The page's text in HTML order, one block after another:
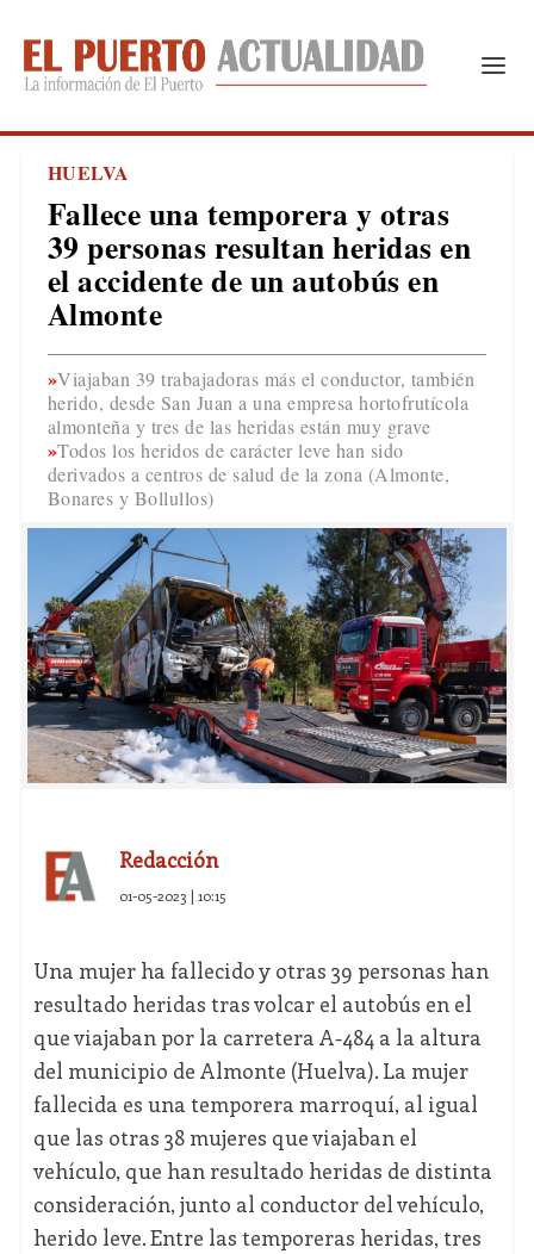
HUELVA
Fallece una temporera y otras
39 personas resultan heridas en
el accidente de un autobús en
Almonte
Viajaban 39 trabajadoras más el conductor, también
herido, desde San Juan a una empresa hortofrutícola
almonteña y tres de las heridas están muy grave
Todos los heridos de carácter leve han sido
derivados a centros de salud de la zona (Almonte,
Bonares y Bollullos)
Redacción
01-05-2023 | 10:15
Una mujer ha fallecido y otras 39 personas han
resultado heridas tras volcar el autobús en el
que viajaban por la carretera A-484 a la altura
del municipio de Almonte (Huelva). La mujer
fallecida es una temporera marroquí, al igual
que las otras 38 mujeres que viajaban el
vehículo, que han resultado heridas de distinta
consideración, junto al conductor del vehículo,
herido leve. Entre las temporeras heridas, tres